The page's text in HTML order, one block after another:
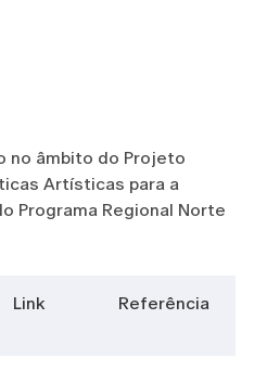
no âmbito do Projeto
Artísticas para a
Programa Regional Norte
Link Referência